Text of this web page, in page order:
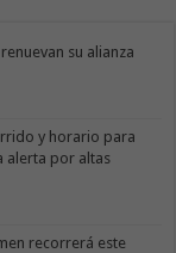
su alianza
y horario para
alerta por altas
recorrerá este